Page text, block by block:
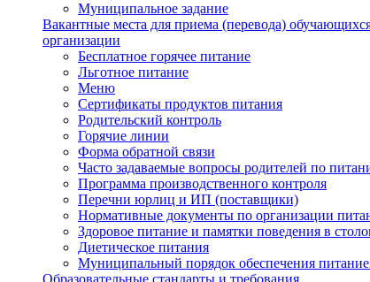
Муниципальное задание
Вакантные места для приема (перевода)
организации
Бесплатное горячее питание
Льготное питание
Меню
Сертификаты продуктов питания
Родительский контроль
Горячие линии
Форма обратной связи
Часто задаваемые вопросы родителей по
Программа производственного контроля
Перечни юрлиц и ИП (поставщики)
Нормативные документы по организации
Здоровое питание и памятки поведения в
Диетическое питания
Муниципальный порядок обеспечения
Образовательные стандарты и требования